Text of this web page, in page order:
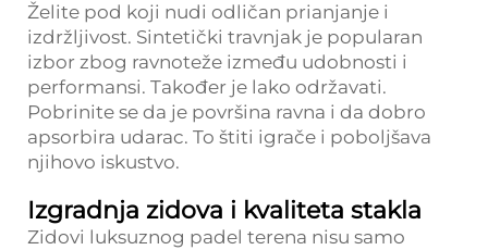
Želite pod koji nudi odličan prianjanje i
izdržljivost. Sintetički travnjak je popularan
izbor zbog ravnoteže između udobnosti i
performansi. Također je lako održavati.
Pobrinite se da je površina ravna i da dobro
apsorbira udarac. To štiti igrače i poboljšava
njihovo iskustvo.
Izgradnja zidova i kvaliteta stakla
Zidovi luksuznog padel terena nisu samo